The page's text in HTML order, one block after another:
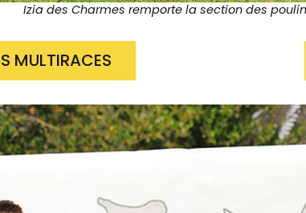
Izia des Charmes remporte la section des
MULTIRACES